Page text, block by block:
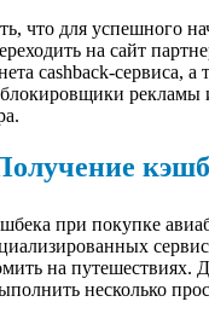
что для успешного
на сайт
cashback-сервиса, а
блокировщики рекламы
при покупке
на путешествиях.
несколько